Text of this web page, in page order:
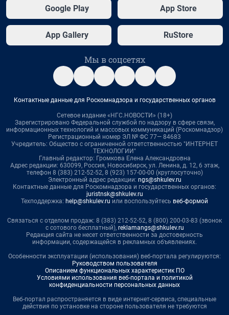
Google Play App Store
App Gallery RuStore
Мы в соцсетях
Контактные данные для Роскомнадзора и государственных органов
Сетевое издание «НГС.НОВОСТИ» (18+)
Зарегистрировано Федеральной службой по надзору в сфере связи,
информационных технологий и массовых коммуникаций (Роскомнадзор)
Регистрационный номер ЭЛ № ФС 77— 84683
Учредитель: Общество с ограниченной ответственностью "ИНТЕРНЕТ
ТЕХНОЛОГИИ"
Главный редактор: Громкова Елена Александровна
Адрес редакции: 630099, Россия, Новосибирск, ул. Ленина, д. 12, 6 этаж,
телефон 8 (383) 212-52-52, 8 (923) 157-00-00 (круглосуточно)
Электронный адрес редакции: ngs@shkulev.ru
Контактные данные для Роскомнадзора и государственных органов:
juristnsk@shkulev.ru
Техподдержка: help@shkulev.ru или воспользуйтесь веб-формой
Связаться с отделом продаж: 8 (383) 212-52-52, 8 (800) 200-03-83 (звонок
с сотового бесплатный), reklamangs@shkulev.ru
Редакция сайта не несет ответственности за достоверность
информации, содержащейся в рекламных объявлениях.
Особенности эксплуатации (использования) веб-портала регулируются:
Руководством пользователя
Описанием функциональных характеристик ПО
Условиями использования веб-портала и политикой
конфиденциальности персональных данных
Веб-портал распространяется в виде интернет-сервиса, специальные
действия по установке на стороне пользователя не требуются